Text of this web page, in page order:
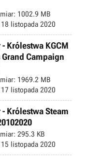
1002.9 MB
18 listopada 2020
Królestwa KGCM
Campaign
1969.2 MB
17 listopada 2020
Królestwa Steam
295.3 KB
15 listopada 2020